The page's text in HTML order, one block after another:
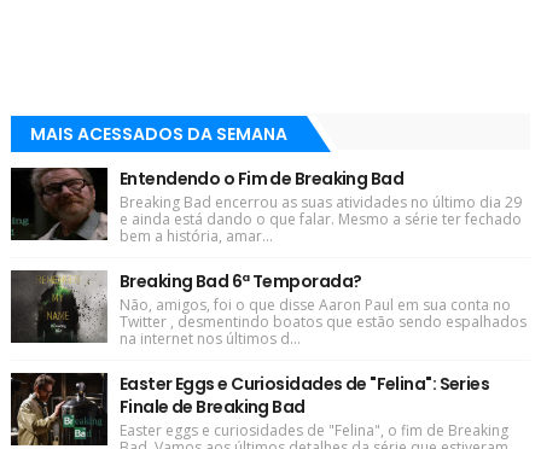
MAIS ACESSADOS DA SEMANA
Entendendo o Fim de Breaking Bad
Breaking Bad encerrou as suas atividades no último dia 29
e ainda está dando o que falar. Mesmo a série ter fechado
bem a história, amar...
Breaking Bad 6ª Temporada?
Não, amigos, foi o que disse Aaron Paul em sua conta no
Twitter , desmentindo boatos que estão sendo espalhados
na internet nos últimos d...
Easter Eggs e Curiosidades de "Felina": Series
Finale de Breaking Bad
Easter eggs e curiosidades de "Felina", o fim de Breaking